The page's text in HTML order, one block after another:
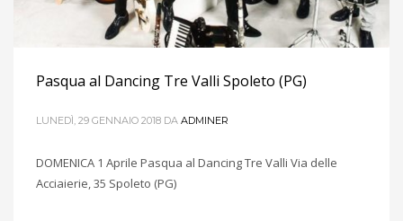
Pasqua al Dancing Tre Valli Spoleto (PG)
LUNEDÌ, 29 GENNAIO 2018 DA ADMINER
DOMENICA 1 Aprile Pasqua al Dancing Tre Valli Via delle
Acciaierie, 35 Spoleto (PG)